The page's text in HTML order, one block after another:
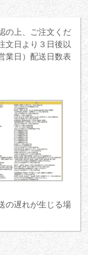
の上、ご注文くだ
文日より３日後以
業日）配送日数表
の遅れが生じる場